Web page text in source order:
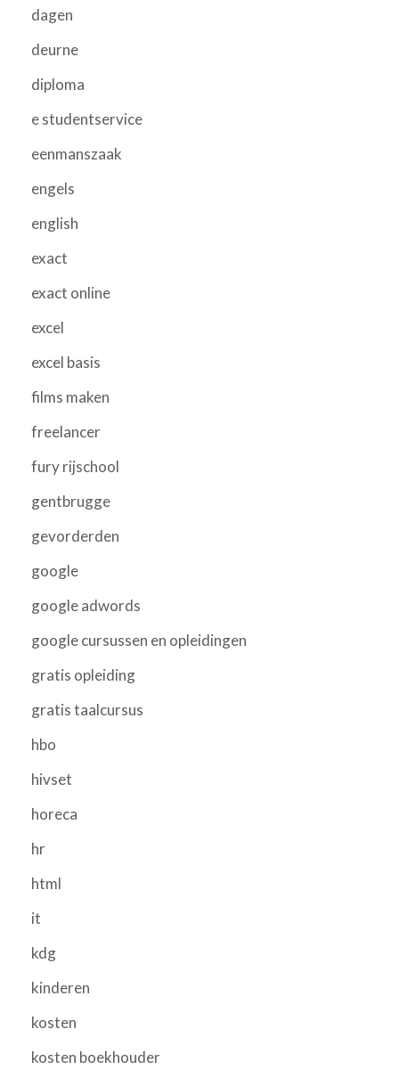
dagen
deurne
diploma
e studentservice
eenmanszaak
engels
english
exact
exact online
excel
excel basis
films maken
freelancer
fury rijschool
gentbrugge
gevorderden
google
google adwords
google cursussen en opleidingen
gratis opleiding
gratis taalcursus
hbo
hivset
horeca
hr
html
it
kdg
kinderen
kosten
kosten boekhouder